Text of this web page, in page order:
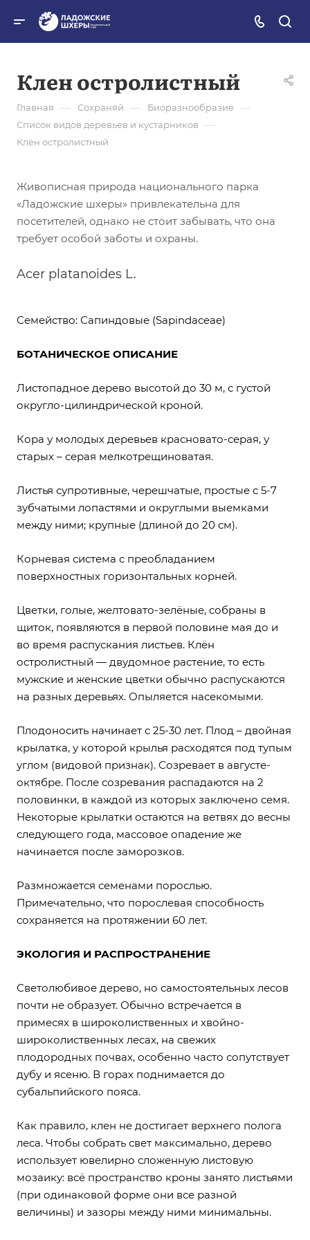
Клен остролистный
Главная — Сохраняй — Биоразнообразие —
Список видов деревьев и кустарников —
Клен остролистный
Живописная природа национального парка
«Ладожские шхеры» привлекательна для
посетителей, однако не стоит забывать, что она
требует особой заботы и охраны.
Acer platanoides L.
Семейство: Сапиндовые (Sapindaceae)
БОТАНИЧЕСКОЕ ОПИСАНИЕ
Листопадное дерево высотой до 30 м, с густой
округло-цилиндрической кроной.
Кора у молодых деревьев красновато-серая, у
старых – серая мелкотрещиноватая.
Листья супротивные, черешчатые, простые с 5-7
зубчатыми лопастями и округлыми выемками
между ними; крупные (длиной до 20 см).
Корневая система с преобладанием
поверхностных горизонтальных корней.
Цветки, голые, желтовато-зелёные, собраны в
щиток, появляются в первой половине мая до и
во время распускания листьев. Клён
остролистный — двудомное растение, то есть
мужские и женские цветки обычно распускаются
на разных деревьях. Опыляется насекомыми.
Плодоносить начинает с 25-30 лет. Плод – двойная
крылатка, у которой крылья расходятся под тупым
углом (видовой признак). Созревает в августе-
октябре. После созревания распадаются на 2
половинки, в каждой из которых заключено семя.
Некоторые крылатки остаются на ветвях до весны
следующего года, массовое опадение же
начинается после заморозков.
Размножается семенами порослью.
Примечательно, что порослевая способность
сохраняется на протяжении 60 лет.
ЭКОЛОГИЯ И РАСПРОСТРАНЕНИЕ
Светолюбивое дерево, но самостоятельных лесов
почти не образует. Обычно встречается в
примесях в широколиственных и хвойно-
широколиственных лесах, на свежих
плодородных почвах, особенно часто сопутствует
дубу и ясеню. В горах поднимается до
субальпийского пояса.
Как правило, клен не достигает верхнего полога
леса. Чтобы собрать свет максимально, дерево
использует ювелирно сложенную листовую
мозаику: всё пространство кроны занято листьями
(при одинаковой форме они все разной
величины) и зазоры между ними минимальны.